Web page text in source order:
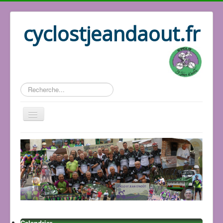
cyclostjeandaout.fr
Rechercher
Organisation
Qui sommes nous
Le bureau
Les circuits
Les adhérents
Les GPS